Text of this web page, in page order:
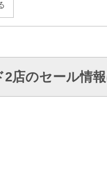
店のセール情